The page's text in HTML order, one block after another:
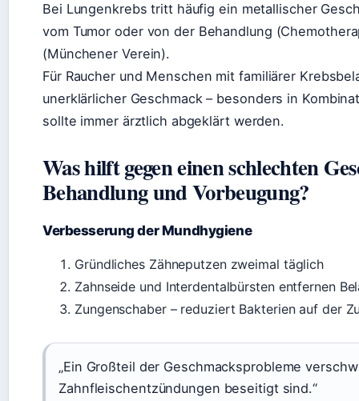
Bei Lungenkrebs tritt häufig ein metallischer
vom Tumor oder von der Behandlung
(Münchener Verein).
Für Raucher und Menschen mit familiärer
unerklärlicher Geschmack – besonders in
sollte immer ärztlich abgeklärt werden.
Was hilft gegen einen schlechten
Behandlung und Vorbeugung?
Verbesserung der Mundhygiene
Gründliches Zähneputzen zweimal täglich
Zahnseide und Interdentalbürsten entfernen
Zungenschaber – reduziert Bakterien auf der
„Ein Großteil der Geschmacksprobleme
Zahnfleischentzündungen beseitigt sind.“